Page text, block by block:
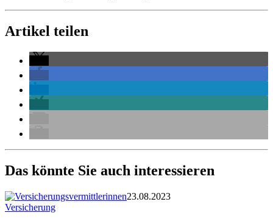
Artikel teilen
Das könnte Sie auch interessieren
23.08.2023
Versicherung